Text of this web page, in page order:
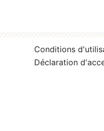
Conditions
Déclaration